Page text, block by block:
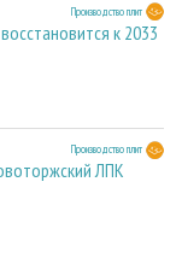
Производство плит
к 2033
Производство плит
ЛПК